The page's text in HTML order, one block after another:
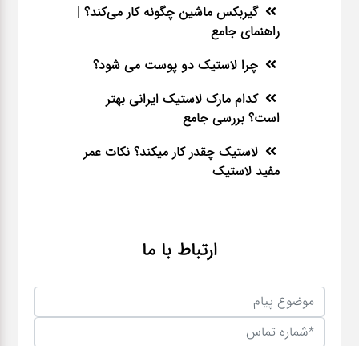
گیربکس ماشین چگونه کار می‌کند؟ |
راهنمای جامع
چرا لاستیک دو پوست می شود؟
کدام مارک لاستیک ایرانی بهتر
است؟ بررسی جامع
لاستیک چقدر کار میکند؟ نکات عمر
مفید لاستیک
ارتباط با ما